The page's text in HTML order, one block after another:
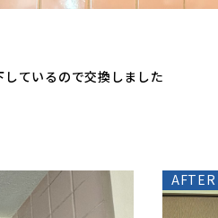
ているので交換しました
AFTER